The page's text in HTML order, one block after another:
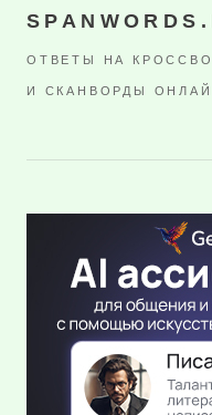
ОТВЕТЫ НА
И СКАНВОРДЫ